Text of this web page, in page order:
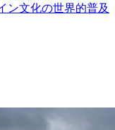
ン文化の世界的普及